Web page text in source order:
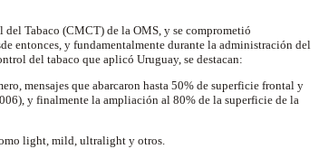
Tabaco (CMCT) de la OMS, y se comprometió
entonces, y fundamentalmente durante la administración del
del tabaco que aplicó Uruguay, se destacan:
mensajes que abarcaron hasta 50% de superficie frontal y
y finalmente la ampliación al 80% de la superficie de la
light, mild, ultralight y otros.